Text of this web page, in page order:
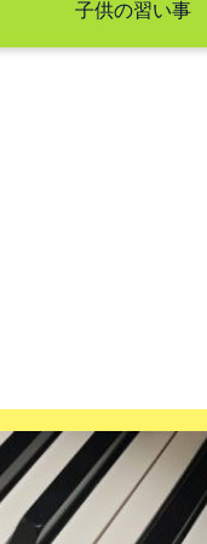
子供の習い事